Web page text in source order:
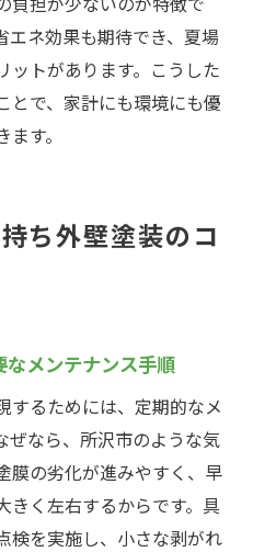
エネ効果も期待でき、夏場
ットがあります。こうした
とで、家計にも環境にも優
す。
ち外壁塗装のコ
メンテナンス手順
するためには、定期的なメ
ぜなら、所沢市のような気
膜の劣化が進みやすく、早
きく左右するからです。具
検を実施し、小さな剥がれ